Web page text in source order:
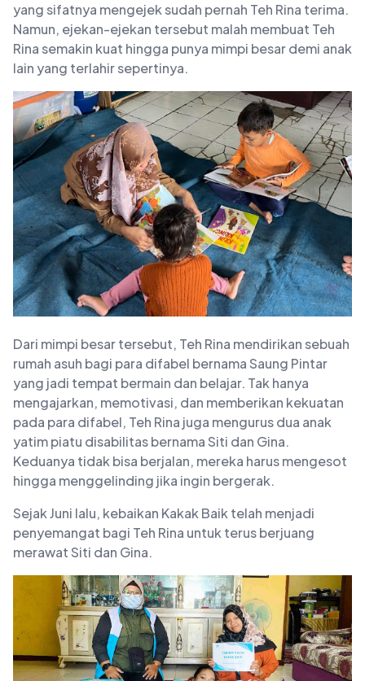
yang sifatnya mengejek sudah pernah Teh Rina terima.
Namun, ejekan-ejekan tersebut malah membuat Teh
Rina semakin kuat hingga punya mimpi besar demi anak
lain yang terlahir sepertinya.
Dari mimpi besar tersebut, Teh Rina mendirikan sebuah
rumah asuh bagi para difabel bernama Saung Pintar
yang jadi tempat bermain dan belajar. Tak hanya
mengajarkan, memotivasi, dan memberikan kekuatan
pada para difabel, Teh Rina juga mengurus dua anak
yatim piatu disabilitas bernama Siti dan Gina.
Keduanya tidak bisa berjalan, mereka harus mengesot
hingga menggelinding jika ingin bergerak.
Sejak Juni lalu, kebaikan Kakak Baik telah menjadi
penyemangat bagi Teh Rina untuk terus berjuang
merawat Siti dan Gina.